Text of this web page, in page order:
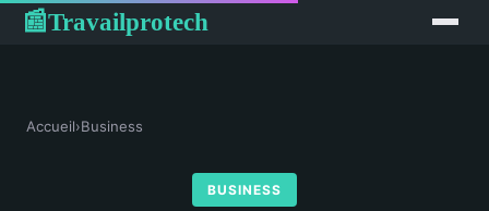
📰Travailprotech
Accueil›Business
BUSINESS